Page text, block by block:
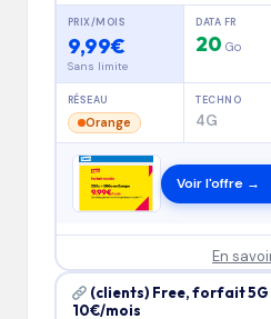
PRIX/MOIS
9,99€
Sans limite
DATA FR
20 Go
RÉSEAU
Orange
TECHNO
4G
Voir l'offre →
En
(clients) Free, forfait
10€/mois